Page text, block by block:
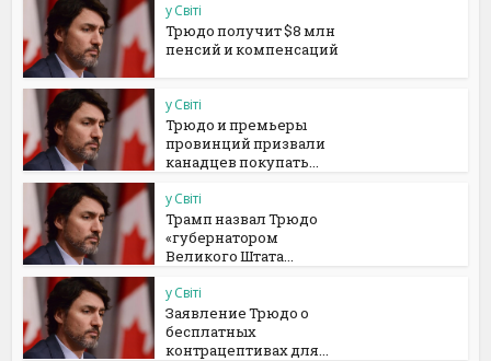
у Світі
Трюдо получит $8 млн
пенсий и компенсаций
у Світі
Трюдо и премьеры
провинций призвали
канадцев покупать...
у Світі
Трамп назвал Трюдо
«губернатором
Великого Штата...
у Світі
Заявление Трюдо о
бесплатных
контрацептивах для...